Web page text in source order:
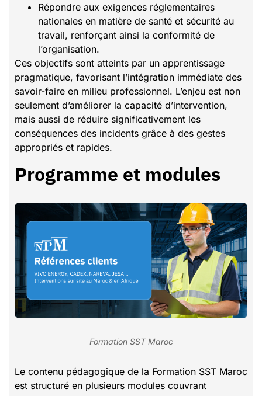
Répondre aux exigences réglementaires
nationales en matière de santé et sécurité au
travail, renforçant ainsi la conformité de
l’organisation.
Ces objectifs sont atteints par un apprentissage
pragmatique, favorisant l’intégration immédiate des
savoir-faire en milieu professionnel. L’enjeu est non
seulement d’améliorer la capacité d’intervention,
mais aussi de réduire significativement les
conséquences des incidents grâce à des gestes
appropriés et rapides.
Programme et modules
Formation SST Maroc
Le contenu pédagogique de la Formation SST Maroc
est structuré en plusieurs modules couvrant